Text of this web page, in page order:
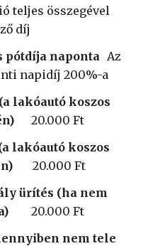
teljes összegével
díj
pótdíja naponta Az
napidíj 200%-a
lakóautó koszos
20.000 Ft
lakóautó koszos
20.000 Ft
ürítés (ha nem
20.000 Ft
nem tele